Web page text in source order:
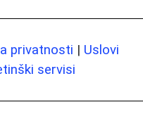
privatnosti | Uslovi
servisi